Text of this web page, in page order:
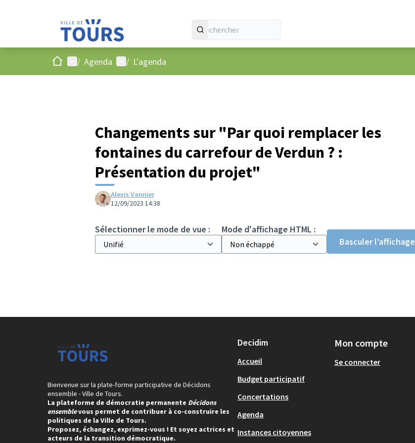
AccueilMenu principal
/ Agenda Menu utilisateur
/ L'agenda
Changements sur "Par quoi remplacer les
fontaines du carrefour de Verdun ? :
Présentation du projet"
Alexis Vannier
12/09/2023 14:38
Sélectionner le mode de vue :
Mode d'affichage HTML :
Basculer l’affichage
Bienvenue sur la plate-forme participative de Décidons
ensemble - Ville de Tours.
La plateforme de démocratie permanente Décidons
ensemblevous permet de contribuer à co-construire les
politiques de la Ville de Tours.
Proposez, échangez, exprimez-vous ! Et soyez actrices et
acteurs de la transition démocratique.
Decidim
Accueil
Budget participatif
Concertations
Agenda
Instances citoyennes
Mon compte
Se connecter